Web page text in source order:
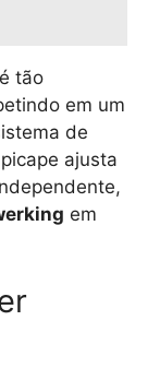
tão
em um
de
ajusta
em